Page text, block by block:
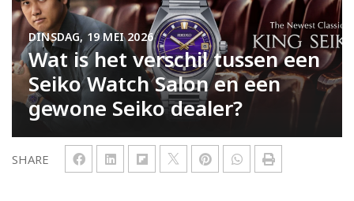
SHARE
Wat is het verschil tussen een
Seiko Watch Salon en een
gewone Seiko dealer?
DINSDAG, 19 MEI 2026